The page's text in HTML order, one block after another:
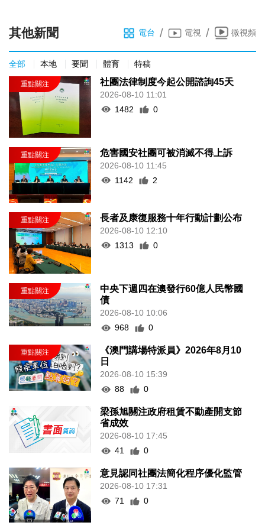
其他新聞 電台 / 電視 / 微視頻
全部 本地 要聞 體育 特稿
社團法律制度今起公開諮詢45天
2026-08-10 11:01
1482
0
危害國安社團可被消滅不得上訴
2026-08-10 11:45
1142
2
長者及康復服務十年行動計劃公布
2026-08-10 12:10
1313
0
中央下週四在澳發行60億人民幣國
債
2026-08-10 10:06
968
0
《澳門講場特派員》2026年8月10
日
2026-08-10 15:39
88
0
梁孫旭關注政府租賃不動產開支節
省成效
2026-08-10 17:45
41
0
意見認同社團法簡化程序優化監管
2026-08-10 17:31
71
0